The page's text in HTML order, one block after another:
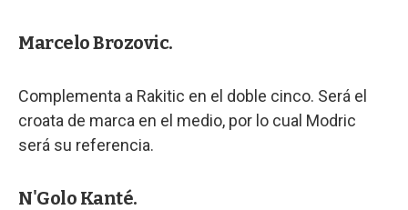
Marcelo Brozovic.
Complementa a Rakitic en el doble cinco. Será el
croata de marca en el medio, por lo cual Modric
será su referencia.
N'Golo Kanté.